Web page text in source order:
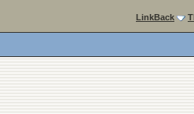
LinkBack